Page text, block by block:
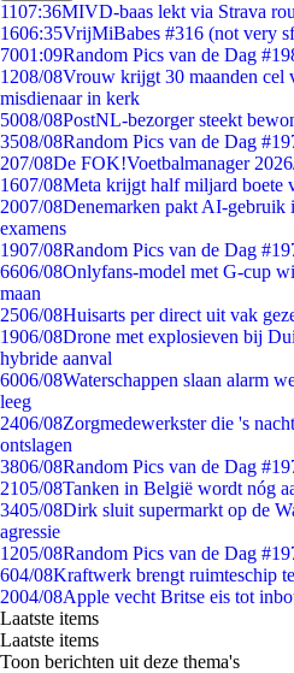
1107:36MIVD-baas lekt via Strava
1606:35VrijMiBabes #316 (not very
7001:09Random Pics van de Dag
1208/08Vrouw krijgt 30 maanden cel
misdienaar in kerk
5008/08PostNL-bezorger steekt
3508/08Random Pics van de Dag
207/08De FOK!Voetbalmanager
1607/08Meta krijgt half miljard boete
2007/08Denemarken pakt AI-gebruik
examens
1907/08Random Pics van de Dag
6606/08Onlyfans-model met G-cup
maan
2506/08Huisarts per direct uit vak
1906/08Drone met explosieven bij
hybride aanval
6006/08Waterschappen slaan alarm
leeg
2406/08Zorgmedewerkster die 's
ontslagen
3806/08Random Pics van de Dag
2105/08Tanken in België wordt nóg
3405/08Dirk sluit supermarkt op de
agressie
1205/08Random Pics van de Dag
604/08Kraftwerk brengt ruimteschip
2004/08Apple vecht Britse eis tot
Laatste items
Laatste items
Toon berichten uit deze thema's